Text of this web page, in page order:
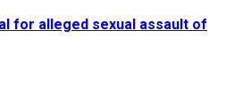
for alleged sexual assault of